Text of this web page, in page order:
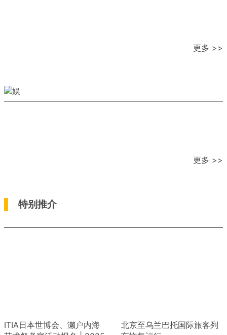
更多 >>
更多 >>
特别推介
ITIA日本世博会、濑户内海
北京至乌兰巴托国际旅客列